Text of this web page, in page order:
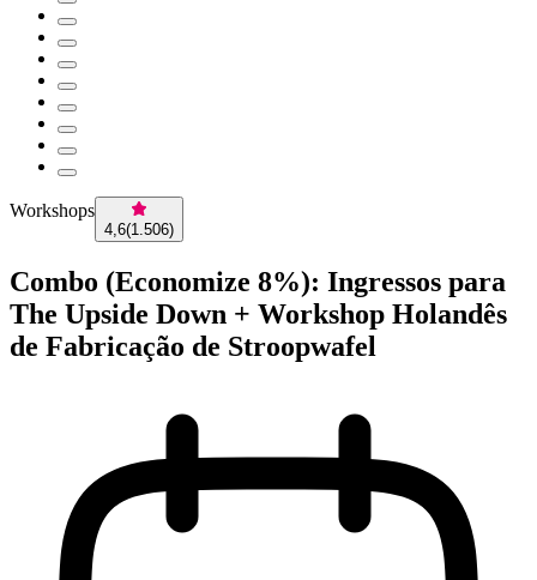
Workshops
4,6(1.506)
Combo (Economize 8%): Ingressos para
The Upside Down + Workshop Holandês
de Fabricação de Stroopwafel